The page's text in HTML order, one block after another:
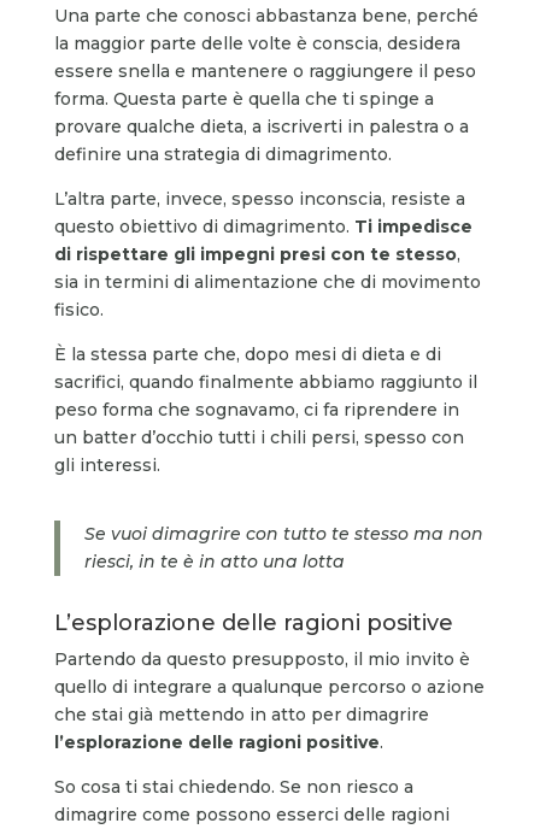
Una parte che conosci abbastanza bene, perché
la maggior parte delle volte è conscia, desidera
essere snella e mantenere o raggiungere il peso
forma. Questa parte è quella che ti spinge a
provare qualche dieta, a iscriverti in palestra o a
definire una strategia di dimagrimento.
L’altra parte, invece, spesso inconscia, resiste a
questo obiettivo di dimagrimento. Ti impedisce
di rispettare gli impegni presi con te stesso,
sia in termini di alimentazione che di movimento
fisico.
È la stessa parte che, dopo mesi di dieta e di
sacrifici, quando finalmente abbiamo raggiunto il
peso forma che sognavamo, ci fa riprendere in
un batter d’occhio tutti i chili persi, spesso con
gli interessi.
Se vuoi dimagrire con tutto te stesso ma non
riesci, in te è in atto una lotta
L’esplorazione delle ragioni positive
Partendo da questo presupposto, il mio invito è
quello di integrare a qualunque percorso o azione
che stai già mettendo in atto per dimagrire
l’esplorazione delle ragioni positive.
So cosa ti stai chiedendo. Se non riesco a
dimagrire come possono esserci delle ragioni